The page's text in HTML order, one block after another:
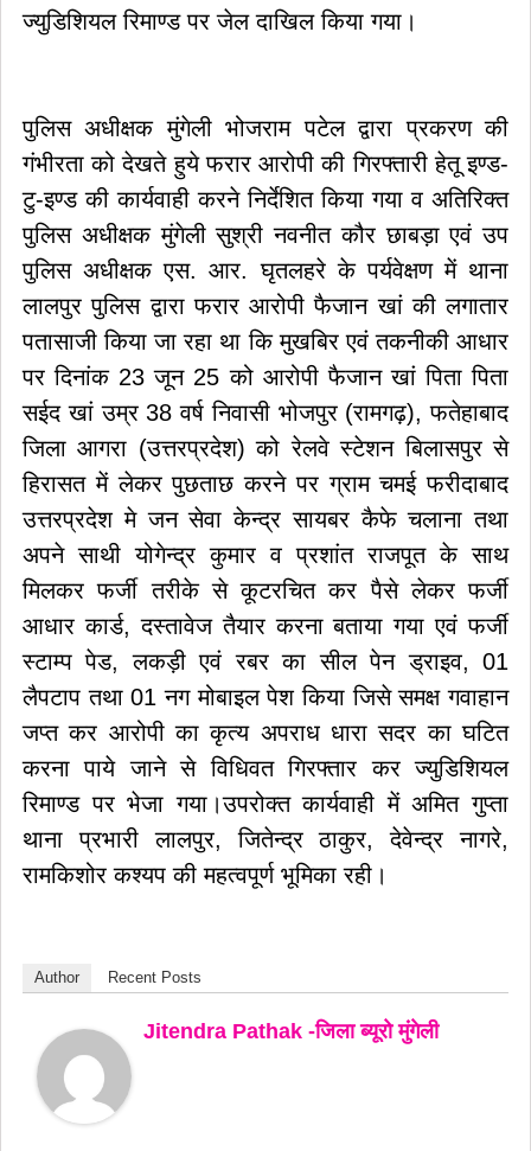
ज्युडिशियल रिमाण्ड पर जेल दाखिल किया गया।
पुलिस अधीक्षक मुंगेली भोजराम पटेल द्वारा प्रकरण की
गंभीरता को देखते हुये फरार आरोपी की गिरफ्तारी हेतू इण्ड-
टु-इण्ड की कार्यवाही करने निर्देशित किया गया व अतिरिक्त
पुलिस अधीक्षक मुंगेली सुश्री नवनीत कौर छाबड़ा एवं उप
पुलिस अधीक्षक एस. आर. घृतलहरे के पर्यवेक्षण में थाना
लालपुर पुलिस द्वारा फरार आरोपी फैजान खां की लगातार
पतासाजी किया जा रहा था कि मुखबिर एवं तकनीकी आधार
पर दिनांक 23 जून 25 को आरोपी फैजान खां पिता पिता
सईद खां उम्र 38 वर्ष निवासी भोजपुर (रामगढ़), फतेहाबाद
जिला आगरा (उत्तरप्रदेश) को रेलवे स्टेशन बिलासपुर से
हिरासत में लेकर पुछताछ करने पर ग्राम चमई फरीदाबाद
उत्तरप्रदेश मे जन सेवा केन्द्र सायबर कैफे चलाना तथा
अपने साथी योगेन्द्र कुमार व प्रशांत राजपूत के साथ
मिलकर फर्जी तरीके से कूटरचित कर पैसे लेकर फर्जी
आधार कार्ड, दस्तावेज तैयार करना बताया गया एवं फर्जी
स्टाम्प पेड, लकड़ी एवं रबर का सील पेन ड्राइव, 01
लैपटाप तथा 01 नग मोबाइल पेश किया जिसे समक्ष गवाहान
जप्त कर आरोपी का कृत्य अपराध धारा सदर का घटित
करना पाये जाने से विधिवत गिरफ्तार कर ज्युडिशियल
रिमाण्ड पर भेजा गया।उपरोक्त कार्यवाही में अमित गुप्ता
थाना प्रभारी लालपुर, जितेन्द्र ठाकुर, देवेन्द्र नागरे,
रामकिशोर कश्यप की महत्वपूर्ण भूमिका रही।
Author Recent Posts
Jitendra Pathak -जिला ब्यूरो मुंगेली